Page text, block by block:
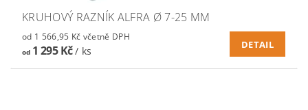
KRUHOVÝ RAZNÍK ALFRA Ø 7-25 MM
od 1 566,95 Kč včetně DPH
od1 295 Kč/ ks
DETAIL